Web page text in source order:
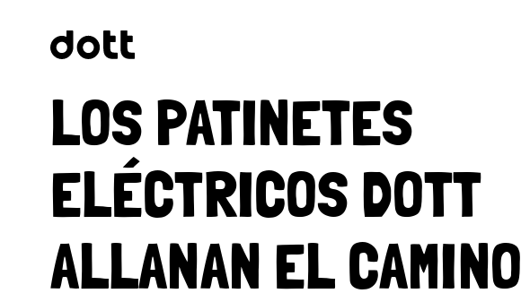
LOS PATINETES
ELÉCTRICOS DOTT
ALLANAN EL CAMINO